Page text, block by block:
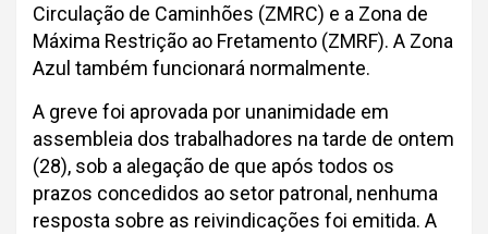
Circulação de Caminhões (ZMRC) e a Zona de
Máxima Restrição ao Fretamento (ZMRF). A Zona
Azul também funcionará normalmente.
A greve foi aprovada por unanimidade em
assembleia dos trabalhadores na tarde de ontem
(28), sob a alegação de que após todos os
prazos concedidos ao setor patronal, nenhuma
resposta sobre as reivindicações foi emitida. A